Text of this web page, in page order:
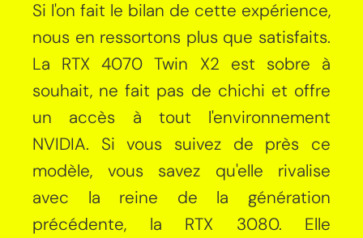
Si l'on fait le bilan de cette expérience,
nous en ressortons plus que satisfaits.
La RTX 4070 Twin X2 est sobre à
souhait, ne fait pas de chichi et offre
un accès à tout l'environnement
NVIDIA. Si vous suivez de près ce
modèle, vous savez qu'elle rivalise
avec la reine de la génération
précédente, la RTX 3080. Elle